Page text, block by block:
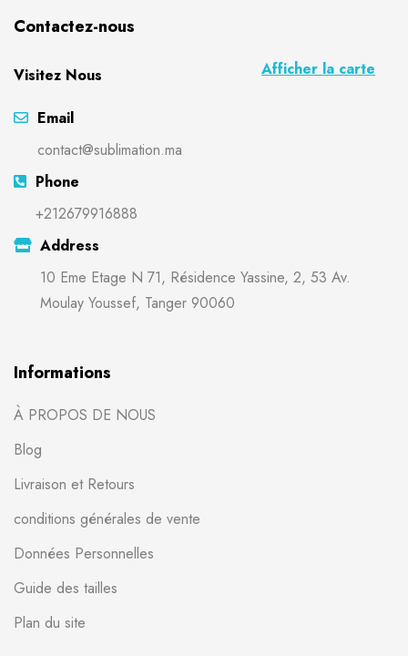
Contactez-nous
Visitez Nous Afficher la carte
Email
contact@sublimation.ma
Phone
+212679916888
Address
10 Eme Etage N 71, Résidence Yassine, 2, 53 Av.
Moulay Youssef, Tanger 90060
Informations
À PROPOS DE NOUS
Blog
Livraison et Retours
conditions générales de vente
Données Personnelles
Guide des tailles
Plan du site